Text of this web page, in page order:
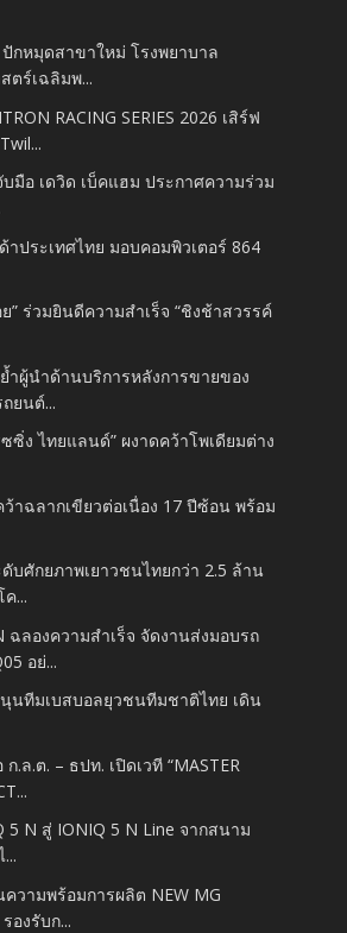
ปักหมุดสาขาใหม่ โรงพยาบาล
ตร์เฉลิมพ...
RACING SERIES 2026 เสิร์ฟ
บมือ เดวิด เบ็คแฮม ประกาศความร่วม
ประเทศไทย มอบคอมพิวเตอร์ 864
” ร่วมยินดีความสำเร็จ “ชิงช้าสวรรค์
ำผู้นำด้านบริการหลังการขายของ
ยนต์...
ซิ่ง ไทยแลนด์” ผงาดคว้าโพเดียมต่าง
ว้าฉลากเขียวต่อเนื่อง 17 ปีซ้อน พร้อม
บศักยภาพเยาวชนไทยกว่า 2.5 ล้าน
...
ฉลองความสำเร็จ จัดงานส่งมอบรถ
อย่...
นทีมเบสบอลยุวชนทีมชาติไทย เดิน
.ล.ต. – ธปท. เปิดเวที “MASTER
5 N สู่ IONIQ 5 N Line จากสนาม
ความพร้อมการผลิต NEW MG
องรับก...